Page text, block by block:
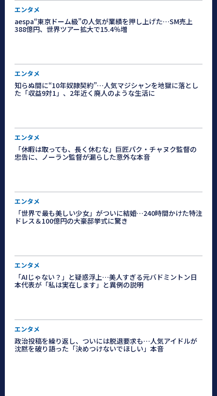
エンタメ
aespa“東京ドーム級”の人気が業績を押し上げた…SM売上
388億円、世界ツアー拡大で15.4％増
エンタメ
知らぬ間に“10年奴隷契約”…人気マジシャンを地獄に落とし
た「収益9対1」、2年近く廃人のような生活に
エンタメ
「休暇は取っても、長く休むな」巨匠パク・チャヌク監督の
忠告に、ノーラン監督が漏らした意外な本音
エンタメ
「世界で最も美しい少女」がついに結婚…240時間かけた特注
ドレス＆100億円の大豪邸挙式に驚き
エンタメ
「AIじゃない？」と疑惑浮上…美人すぎる元バドミントン日
本代表が「私は実在します」と異例の説明
エンタメ
政治投稿を繰り返し、ついには脱退要求も…人気アイドルが
沈黙を破り語った「決めつけないでほしい」本音